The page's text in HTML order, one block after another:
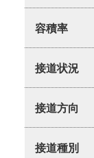
容積率
接道状況
接道方向
接道種別